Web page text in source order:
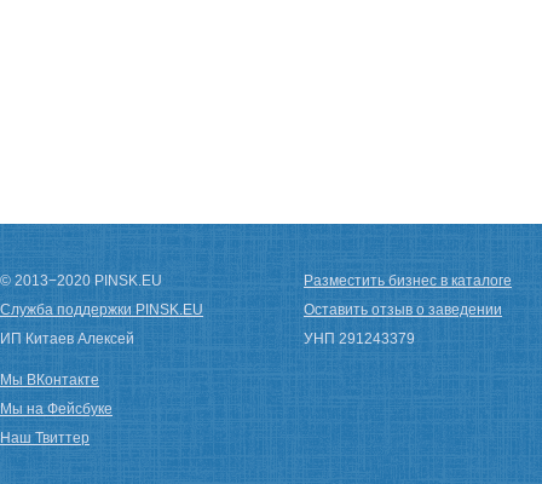
© 2013−2020 PINSK.EU
Служба поддержки PINSK.EU
ИП Китаев Алексей
Разместить бизнес в каталоге
Оставить отзыв о заведении
УНП 291243379
Мы ВКонтакте
Мы на Фейсбуке
Наш Твиттер